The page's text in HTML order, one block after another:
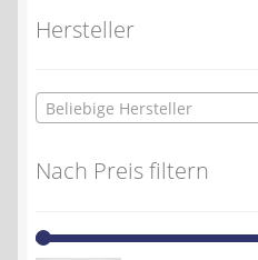
Hersteller
Beliebige Hersteller
Nach Preis filtern